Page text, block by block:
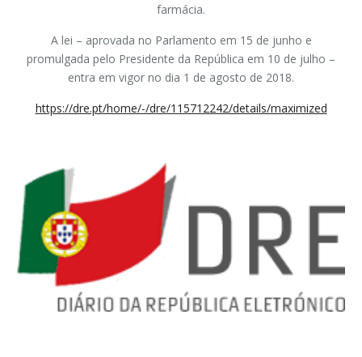
farmácia.
A lei – aprovada no Parlamento em 15 de junho e
promulgada pelo Presidente da República em 10 de julho –
entra em vigor no dia 1 de agosto de 2018.
https://dre.pt/home/-/dre/115712242/details/maximized